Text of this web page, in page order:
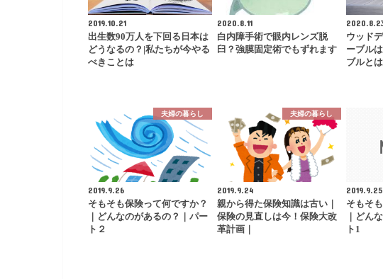
2019.10.21
出生数90万人を下回る日本は
どうなるの？|私たちが今やる
べきことは
2020.8.11
白内障手術で眼内レンズ脱
臼？強膜固定術でもずれます
ウッド
ーブル
ブルとは
夫婦の暮らし
2019.9.26
そもそも保険って何ですか？
｜どんなのがあるの？｜パー
ト２
夫婦の暮らし
2019.9.24
親から得た保険知識は古い｜
保険の見直しは今！保険大改
革計画｜
2019.9.25
そもそ
｜どん
ト1